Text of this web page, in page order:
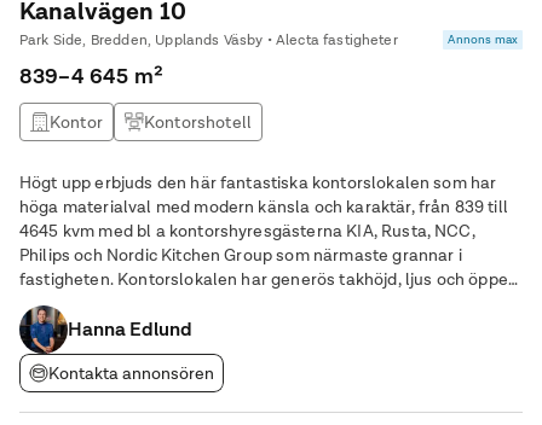
Kanalvägen 10
Park Side, Bredden, Upplands Väsby • Alecta fastigheter Annons max
839–4 645 m²
Kontor Kontorshotell
Högt upp erbjuds den här fantastiska kontorslokalen som har
höga materialval med modern känsla och karaktär, från 839 till
4645 kvm med bl a kontorshyresgästerna KIA, Rusta, NCC,
Philips och Nordic Kitchen Group som närmaste grannar i
fastigheten. Kontorslokalen har generös takhöjd, ljus och öppet
mot ljusgården och stora fönster med ljusinsläpp från flera håll
samt blandad planlösning med
Hanna Edlund
Kontakta annonsören